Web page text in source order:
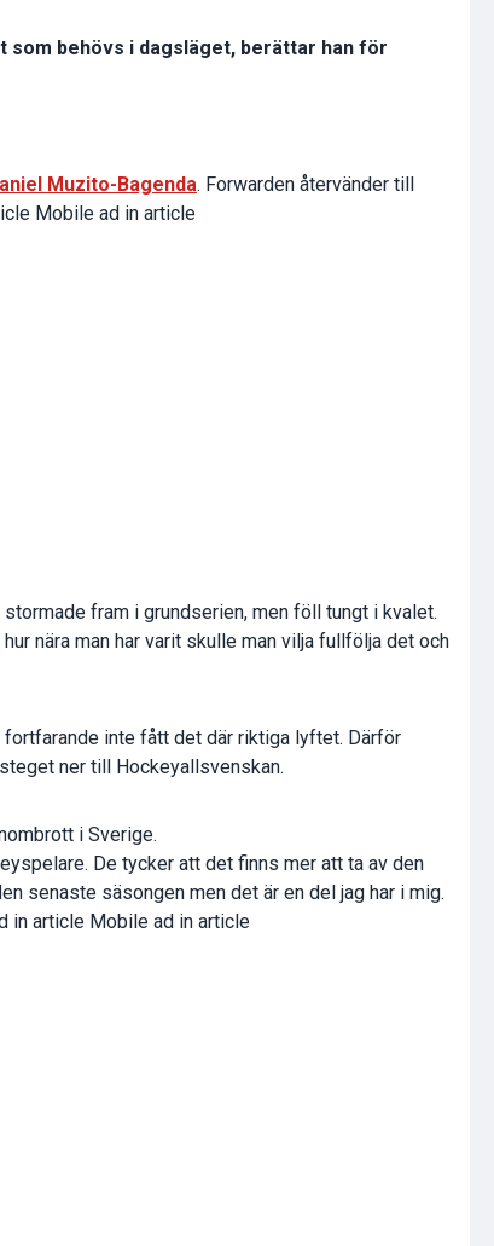
behövs i dagsläget, berättar han för
Muzito-Bagenda. Forwarden återvänder till
Mobile ad in article
fram i grundserien, men föll tungt i kvalet.
nära man har varit skulle man vilja fullfölja det och
fortfarande inte fått det där riktiga lyftet. Därför
ner till Hockeyallsvenskan.
i Sverige.
De tycker att det finns mer att ta av den
senaste säsongen men det är en del jag har i mig.
in article Mobile ad in article